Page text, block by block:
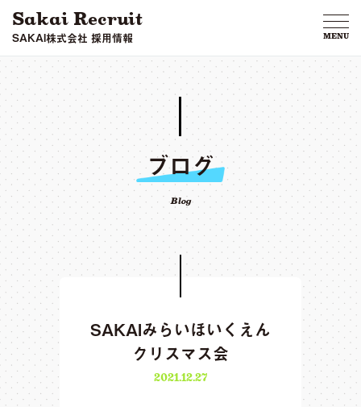
Sakai Recruit
SAKAI株式会社 採用情報 MENU
ブログ
Blog
SAKAIみらいほいくえん
クリスマス会
2021.12.27